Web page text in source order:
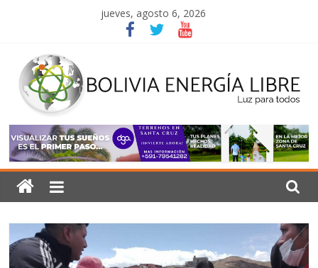
jueves, agosto 6, 2026
Bolivia
Energía
Libre
Luz
para